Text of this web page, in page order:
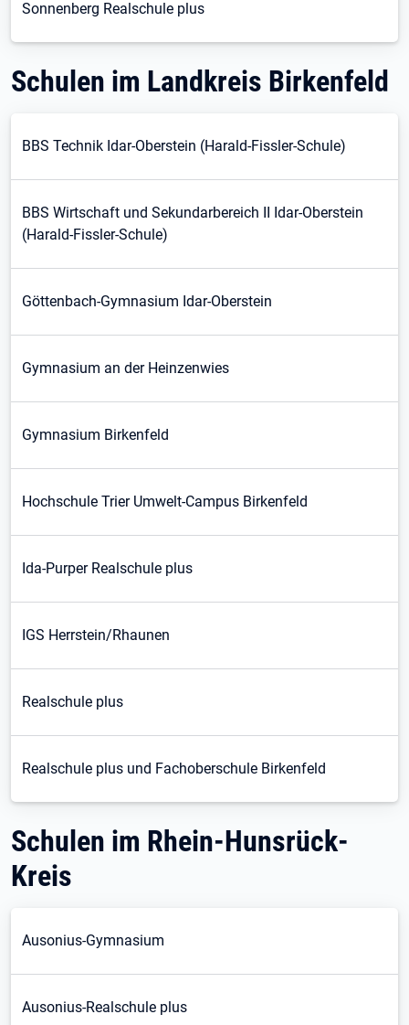
Sonnenberg Realschule plus
Schulen im Landkreis Birkenfeld
BBS Technik Idar-Oberstein (Harald-Fissler-Schule)
BBS Wirtschaft und Sekundarbereich II Idar-Oberstein
(Harald-Fissler-Schule)
Göttenbach-Gymnasium Idar-Oberstein
Gymnasium an der Heinzenwies
Gymnasium Birkenfeld
Hochschule Trier Umwelt-Campus Birkenfeld
Ida-Purper Realschule plus
IGS Herrstein/Rhaunen
Realschule plus
Realschule plus und Fachoberschule Birkenfeld
Schulen im Rhein-Hunsrück-
Kreis
Ausonius-Gymnasium
Ausonius-Realschule plus